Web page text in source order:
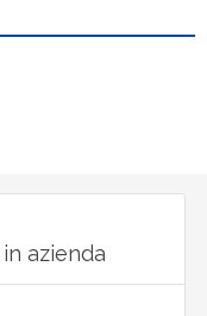
azienda